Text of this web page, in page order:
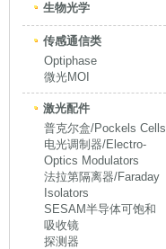
生物光学
传感通信类
Optiphase
微光MOI
激光配件
普克尔盒/Pockels Cells
电光调制器/Electro-
Optics Modulators
法拉第隔离器/Faraday
Isolators
SESAM半导体可饱和
吸收镜
探测器